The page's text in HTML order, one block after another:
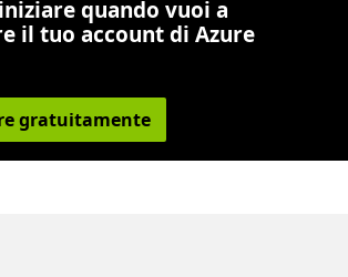
quando vuoi a
il tuo account di Azure
gratuitamente